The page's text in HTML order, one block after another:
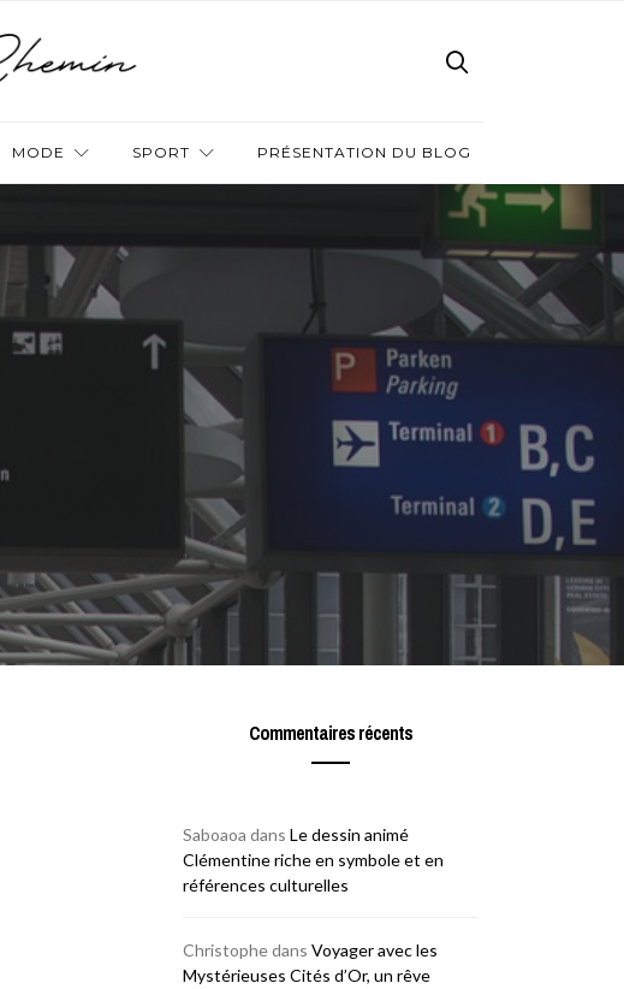
MODE SPORT PRÉSENTATION DU BLOG
Commentaires récents
Saboaoa dans Le dessin animé
Clémentine riche en symbole et en
références culturelles
Christophedans Voyager avec les
Mystérieuses Cités d’Or, un rêve